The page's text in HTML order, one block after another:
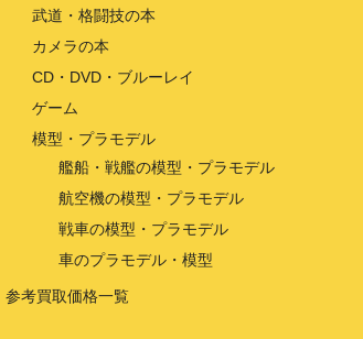
武道・格闘技の本
カメラの本
CD・DVD・ブルーレイ
ゲーム
模型・プラモデル
艦船・戦艦の模型・プラモデル
航空機の模型・プラモデル
戦車の模型・プラモデル
車のプラモデル・模型
参考買取価格一覧